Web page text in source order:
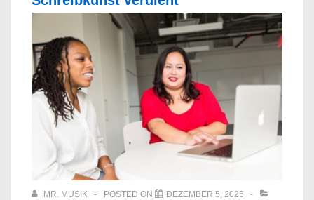
MR. MUSIK POSTED ON
DEZEMBER 5, 2025